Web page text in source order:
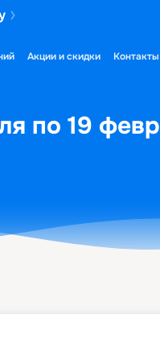
Акции и скидки Контакты
по 19